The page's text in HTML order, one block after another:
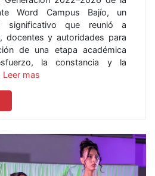
Word Campus Bajío, un
significativo que reunió a
docentes y autoridades para
de una etapa académica
la constancia y la
Leer mas